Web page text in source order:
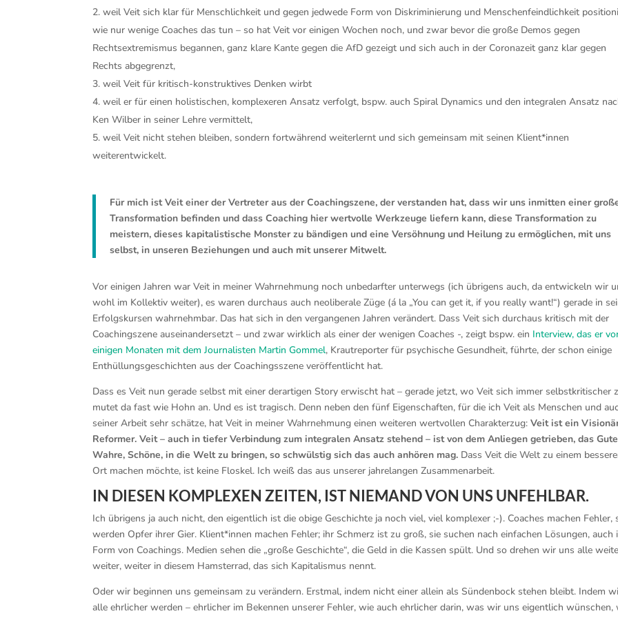
weil Veit sich klar für Menschlichkeit und gegen jedwede Form von Diskriminierung und Menschenfeindlichkeit
wie nur wenige Coaches das tun – so hat Veit vor einigen Wochen noch, und zwar bevor die große Demos gegen
Rechtsextremismus begannen, ganz klare Kante gegen die AfD gezeigt und sich auch in der Coronazeit ganz klar gegen
Rechts abgegrenzt,
weil Veit für kritisch-konstruktives Denken wirbt
weil er für einen holistischen, komplexeren Ansatz verfolgt, bspw. auch Spiral Dynamics und den integralen Ansatz
Ken Wilber in seiner Lehre vermittelt,
weil Veit nicht stehen bleiben, sondern fortwährend weiterlernt und sich gemeinsam mit seinen Klient*innen
weiterentwickelt.
Für mich ist Veit einer der Vertreter aus der Coachingszene, der verstanden hat, dass wir uns inmitten einer
Transformation befinden und dass Coaching hier wertvolle Werkzeuge liefern kann, diese Transformation zu
meistern, dieses kapitalistische Monster zu bändigen und eine Versöhnung und Heilung zu ermöglichen, mit uns
selbst, in unseren Beziehungen und auch mit unserer Mitwelt.
Vor einigen Jahren war Veit in meiner Wahrnehmung noch unbedarfter unterwegs (ich übrigens auch, da entwickeln wir
wohl im Kollektiv weiter), es waren durchaus auch neoliberale Züge (á la „You can get it, if you really want!“) gerade in
Erfolgskursen wahrnehmbar. Das hat sich in den vergangenen Jahren verändert. Dass Veit sich durchaus kritisch mit der
Coachingszene auseinandersetzt – und zwar wirklich als einer der wenigen Coaches -, zeigt bspw. ein Interview, das er
einigen Monaten mit dem Journalisten Martin Gommel, Krautreporter für psychische Gesundheit, führte, der schon einige
Enthüllungsgeschichten aus der Coachingsszene veröffentlicht hat.
Dass es Veit nun gerade selbst mit einer derartigen Story erwischt hat – gerade jetzt, wo Veit sich immer selbstkritischer
mutet da fast wie Hohn an. Und es ist tragisch. Denn neben den fünf Eigenschaften, für die ich Veit als Menschen und
seiner Arbeit sehr schätze, hat Veit in meiner Wahrnehmung einen weiteren wertvollen Charakterzug:Veit ist ein
Reformer. Veit – auch in tiefer Verbindung zum integralen Ansatz stehend – ist von dem Anliegen getrieben, das
Wahre, Schöne, in die Welt zu bringen, so schwülstig sich das auch anhören mag. Dass Veit die Welt zu einem
Ort machen möchte, ist keine Floskel. Ich weiß das aus unserer jahrelangen Zusammenarbeit.
IN DIESEN KOMPLEXEN ZEITEN, IST NIEMAND VON UNS UNFEHLBAR.
Ich übrigens ja auch nicht, den eigentlich ist die obige Geschichte ja noch viel, viel komplexer ;-). Coaches machen Fehler,
werden Opfer ihrer Gier. Klient*innen machen Fehler; ihr Schmerz ist zu groß, sie suchen nach einfachen Lösungen, auch
Form von Coachings. Medien sehen die „große Geschichte“, die Geld in die Kassen spült. Und so drehen wir uns alle
weiter, weiter in diesem Hamsterrad, das sich Kapitalismus nennt.
Oder wir beginnen uns gemeinsam zu verändern. Erstmal, indem nicht einer allein als Sündenbock stehen bleibt. Indem
alle ehrlicher werden – ehrlicher im Bekennen unserer Fehler, wie auch ehrlicher darin, was wir uns eigentlich wünschen,